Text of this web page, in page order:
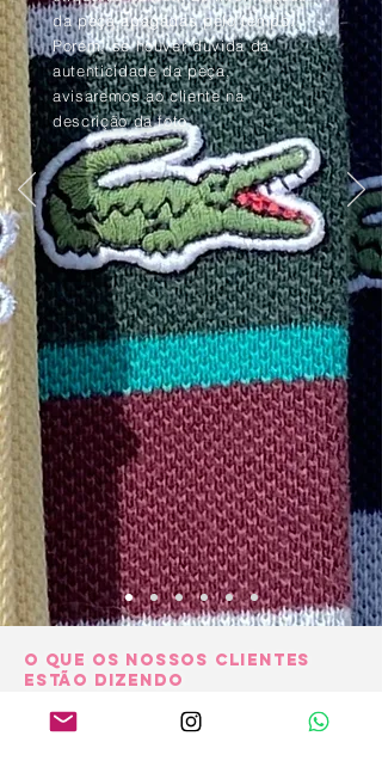
da peça apagadas pelo tempo.
Porém, se houver dúvida da
autenticidade da peça,
avisaremos ao cliente na
descrição da foto.
O QUE os NOSSOS CLIENTES
ESTÃO DIZENDO